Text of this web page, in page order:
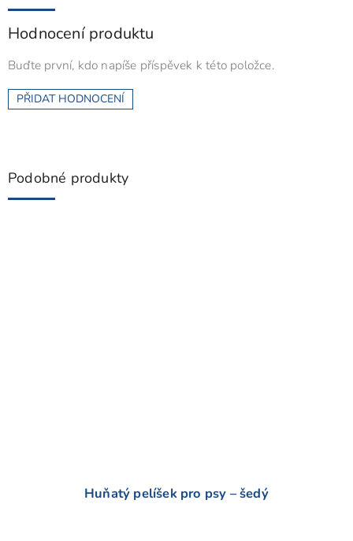
Hodnocení produktu
Buďte první, kdo napíše příspěvek k této položce.
PŘIDAT HODNOCENÍ
Podobné produkty
Huňatý pelíšek pro psy – šedý